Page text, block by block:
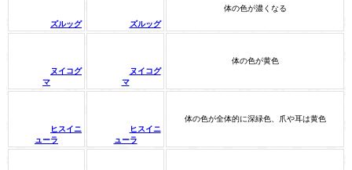
ズルッグ ズルッグ
体の色が濃くなる
ヌイコグ
マ
ヌイコグ
マ
体の色が黄色
ヒスイニ
ューラ
ヒスイニ
ューラ
体の色が全体的に深緑色、爪や耳は黄色